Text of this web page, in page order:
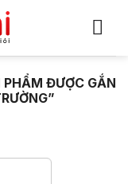
PHẨM ĐƯỢC GẮN